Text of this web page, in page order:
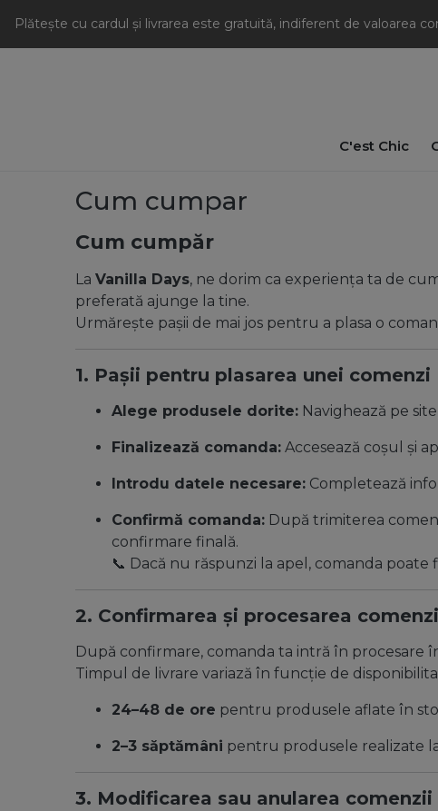
Plătește cu cardul și livrarea este gratuită, indiferent de valoarea
C'est Chic
Cum cumpar
Cum cumpăr
LaVanilla Days, ne dorim ca experiența ta de
preferată ajunge la tine.
Urmărește pașii de mai jos pentru a plasa o
1. Pașii pentru plasarea unei comenzi
Alege produsele dorite: Navighează pe
Finalizează comanda: Accesează coșul și
Introdu datele necesare: Completează
Confirmă comanda: După trimiterea
confirmare finală.
📞 Dacă nu răspunzi la apel, comanda
2. Confirmarea și procesarea
După confirmare, comanda ta intră în procesare
Timpul de livrare variază în funcție de
24–48 de ore pentru produsele aflate în
2–3 săptămâni pentru produsele realizate
3. Modificarea sau anularea comenzii